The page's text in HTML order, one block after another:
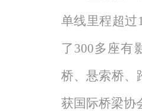
单线里程超过
了300多座有
桥、悬索桥、
获国际桥梁协